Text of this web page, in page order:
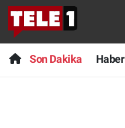
Son Dakika Haber
Anında Manşet
Başka Sohbetler
Son Dakika
Haber
Nöbetçi Eczaneler
Hava Durumu